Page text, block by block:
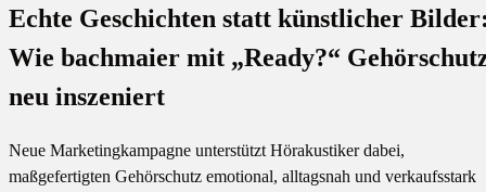
Echte Geschichten statt künstlicher
Wie bachmaier mit „Ready?“
neu inszeniert
Neue Marketingkampagne unterstützt Hörakustiker dabei,
maßgefertigten Gehörschutz emotional, alltagsnah und verkaufsstark